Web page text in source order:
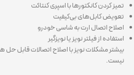
تمیز کردن کانکتورها با اسپری کنتاکت
تعویض کابل‌های بی‌کیفیت
اصلاح اتصال ارت به شاسی خودرو
استفاده از فیلتر نویز یا نویزگیر
بیشتر مشکلات نویز با اصلاح اتصالات قابل
نیست.